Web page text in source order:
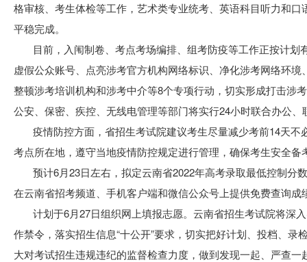
格审核、考生体检等工作，艺术类专业统考、英语科目听力和
平稳完成。
目前，入闱制卷、考点考场编排、组考防疫等工作正按计
虚假公众账号、点亮涉考官方机构网络标识、净化涉考网络环
整顿涉考培训机构和涉考中介等8个专项行动，切实形成打击涉
公安、保密、疾控、无线电管理等部门将实行24小时联合办公
疫情防控方面，省招生考试院建议考生尽量减少考前14天
考点所在地，遵守当地疫情防控规定进行管理，确保考生安全备
预计6月23日左右，拟定云南省2022年高考录取最低控制
在云南省招考频道、手机客户端和微信公众号上提供免费查询成
计划于6月27日组织网上填报志愿。云南省招生考试院将深
作禁令，落实招生信息“十公开”要求，切实把好计划、投档、
大对考试招生违规违纪的监督检查力度，做到发现一起、严查一